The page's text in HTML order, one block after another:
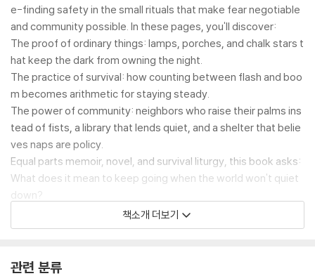
e-finding safety in the small rituals that make fear negotiable
and community possible. In these pages, you'll discover:
The proof of ordinary things: lamps, porches, and chalk stars t
hat keep the dark from owning the night.
The practice of survival: how counting between flash and boo
m becomes arithmetic for staying steady.
The power of community: neighbors who raise their palms ins
tead of fists, a library that lends quiet, and a shelter that belie
ves naps are policy.
Equal parts memoir, novel, and survival liturgy, this book asks:
What does it mean to keep going when the world won't quiet
down?
For anyone who has flinched at thunder, mistaken backfire for
a bullet, or longed for proof that ordinary people can out-rehe
Red lights don't mean stop forever. Dark roads don't stay dark
책소개 더보기
관련 분류